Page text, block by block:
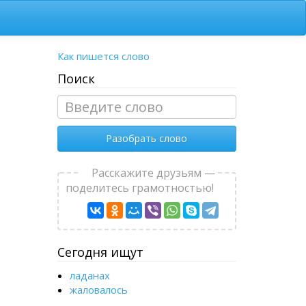
Как пишется слово
Поиск
Разобрать слово
Расскажите друзьям —
поделитесь грамотностью!
Сегодня ищут
ладанах
жаловалось